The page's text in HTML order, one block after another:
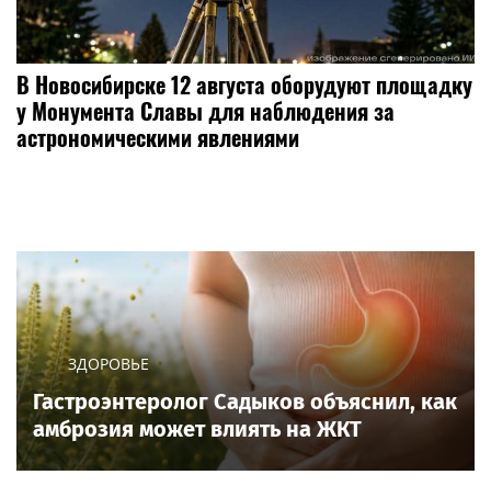
В Новосибирске 12 августа оборудуют площадку
у Монумента Славы для наблюдения за
астрономическими явлениями
ЗДОРОВЬЕ
Гастроэнтеролог Садыков объяснил, как
амброзия может влиять на ЖКТ